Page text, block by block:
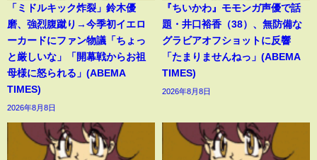
「ミドルキック炸裂」鈴木優
磨、強烈腹蹴り→今季初イエロ
ーカードにファン物議「ちょっ
と厳しいな」「開幕戦からお祖
母様に怒られる」(ABEMA
TIMES)
2026年8月8日
『ちいかわ』モモンガ声優で話
題・井口裕香（38）、無防備な
グラビアオフショットに反響
「たまりませんねっ」(ABEMA
TIMES)
2026年8月8日